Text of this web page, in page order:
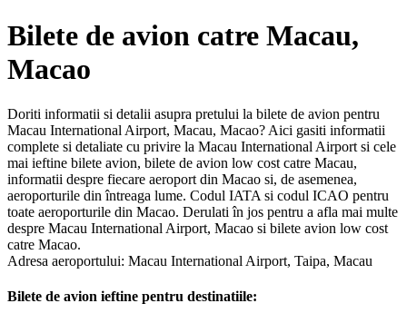
Bilete de avion catre Macau,
Macao
Doriti informatii si detalii asupra pretului la bilete de avion pentru
Macau International Airport, Macau, Macao? Aici gasiti informatii
complete si detaliate cu privire la Macau International Airport si cele
mai ieftine bilete avion, bilete de avion low cost catre Macau,
informatii despre fiecare aeroport din Macao si, de asemenea,
aeroporturile din întreaga lume. Codul IATA si codul ICAO pentru
toate aeroporturile din Macao. Derulati în jos pentru a afla mai multe
despre Macau International Airport, Macao si bilete avion low cost
catre Macao.
Adresa aeroportului: Macau International Airport, Taipa, Macau
Bilete de avion ieftine pentru destinatiile: